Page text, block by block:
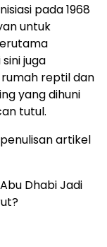
pada 1968
untuk
juga
reptil dan
yang dihuni
tutul.
artikel
Dhabi Jadi